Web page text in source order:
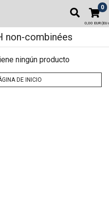
0
0,00 EUR (EU
non-combinées
ningún producto
DE INICIO